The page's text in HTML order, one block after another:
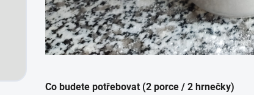
Co budete potřebovat (2 porce / 2 hrnečky)